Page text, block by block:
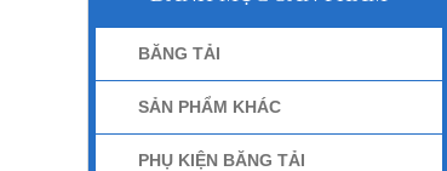
BĂNG TẢI
SẢN PHẨM KHÁC
PHỤ KIỆN BĂNG TẢI